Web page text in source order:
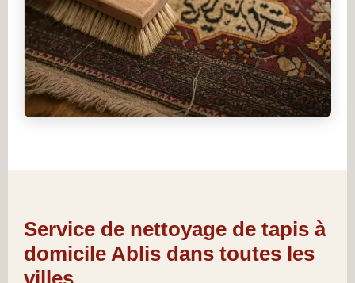
Service de nettoyage de tapis à
domicile Ablis dans toutes les